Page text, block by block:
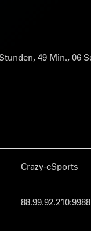
Stunden, 49 Min., 06
Crazy-eSports
88.99.92.210:9988